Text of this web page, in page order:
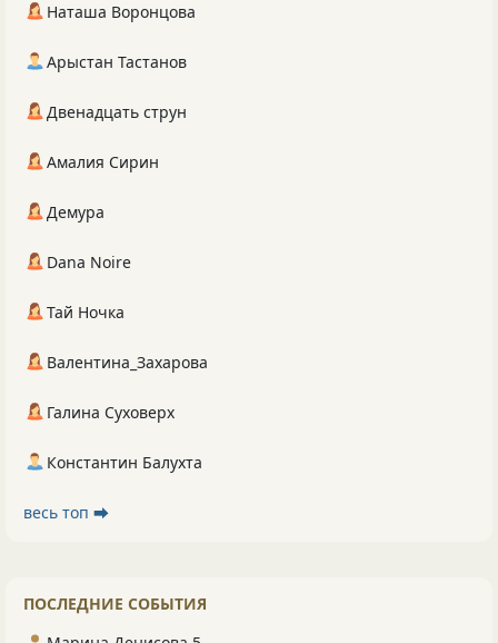
Наташа Воронцова
Арыстан Тастанов
Двенадцать струн
Амалия Сирин
Демура
Dana Noire
Тай Ночка
Валентина_Захарова
Галина Суховерх
Константин Балухта
весь топ ⮕
ПОСЛЕДНИЕ СОБЫТИЯ